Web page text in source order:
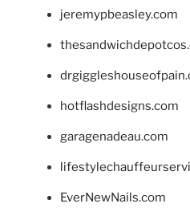
jeremypbeasley.com
hotflashdesigns.com
garagenadeau.com
EverNewNails.com